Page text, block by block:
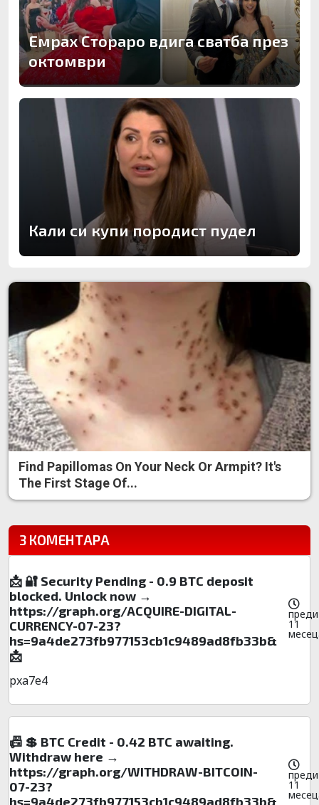
Емрах Стораро вдига сватба през
октомври
Кали си купи породист пудел
Find Papillomas On Your Neck Or Armpit? It's
The First Stage Of...
3 КОМЕНТАРА
📩 🔐 Security Pending - 0.9 BTC deposit
blocked. Unlock now →
https://graph.org/ACQUIRE-DIGITAL-
CURRENCY-07-23?
hs=9a4de273fb977153cb1c9489ad8fb33b&
📩
преди
11
pxa7e4
📠 💲 BTC Credit - 0.42 BTC awaiting.
Withdraw here →
https://graph.org/WITHDRAW-BITCOIN-
07-23?
hs=9a4de273fb977153cb1c9489ad8fb33b&
преди
11